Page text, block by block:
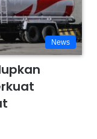
News